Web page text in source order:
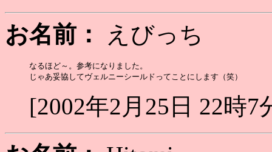
お名前：
えびっち
なるほど～。参考になりました。
[2002年2月25日 22時7